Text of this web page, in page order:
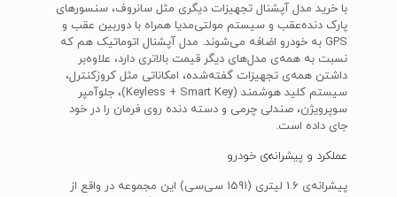
با خرید مدل آپشنال تجهیزات دیگری مثل سانروف، سنسورهای
پارک دنده‌عقب و سیستم مولتی‌مدیا همراه با دوربین عقب و
GPS به خودرو اضافه می‌شوند. مدل آپشنال اتوماتیک هم که
نسبت به همه‌ی مدل‌های دیگر قیمت بالاتری دارد، علاوه‌بر
داشتن همه‌ی تجهیزات گفته‌شده، امکاناتی مثل کروزکنترل،
سیستم کلید هوشمند (Keyless + Smart Key)، جلوآمپر
سوپرویژن، صندلی چرمی و دسته دنده روی فرمان را در خود
جای داده است.
عملکرد و پیشرانه‌ی خودرو
پیشرانه‌ی 1.6 لیتری (1591 سی‌سی) این مجموعه در واقع از